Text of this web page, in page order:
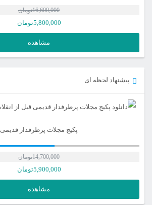
16,600,000تومان
5,800,000تومان
مشاهده
پیشنهاد لحظه ای
پکیج مجلات پرطرفدار قدیمی
14,700,000تومان
5,900,000تومان
مشاهده